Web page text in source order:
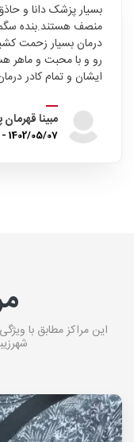
بسیار پزشک دانا و
منصف هستند.بنده
درمان بسیار زحمت
رو و با محبت و ماهر
ایشان و تمام کادر
مبینا قهرمان
1402/05/07 - 17:03
این مراکز مطابق با